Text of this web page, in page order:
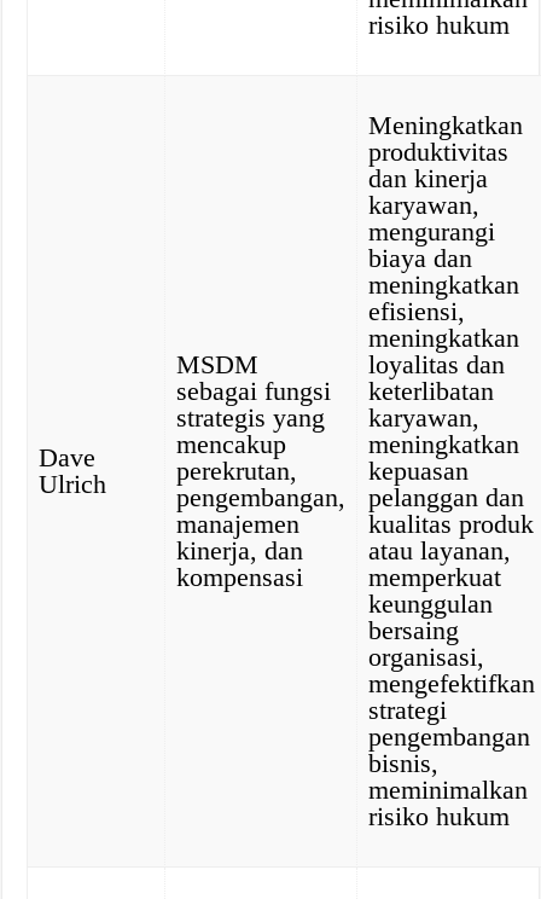
risiko hukum
Dave
Ulrich
MSDM
sebagai fungsi
strategis yang
mencakup
perekrutan,
pengembangan,
manajemen
kinerja, dan
kompensasi
Meningkatkan
produktivitas
dan kinerja
karyawan,
mengurangi
biaya dan
meningkatkan
efisiensi,
meningkatkan
loyalitas dan
keterlibatan
karyawan,
meningkatkan
kepuasan
pelanggan dan
kualitas produk
atau layanan,
memperkuat
keunggulan
bersaing
organisasi,
mengefektifkan
strategi
pengembangan
bisnis,
meminimalkan
risiko hukum